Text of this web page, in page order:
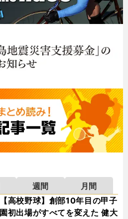
週間
月間
【高校野球】創部10年目の甲子
園初出場がすべてを変えた 健大